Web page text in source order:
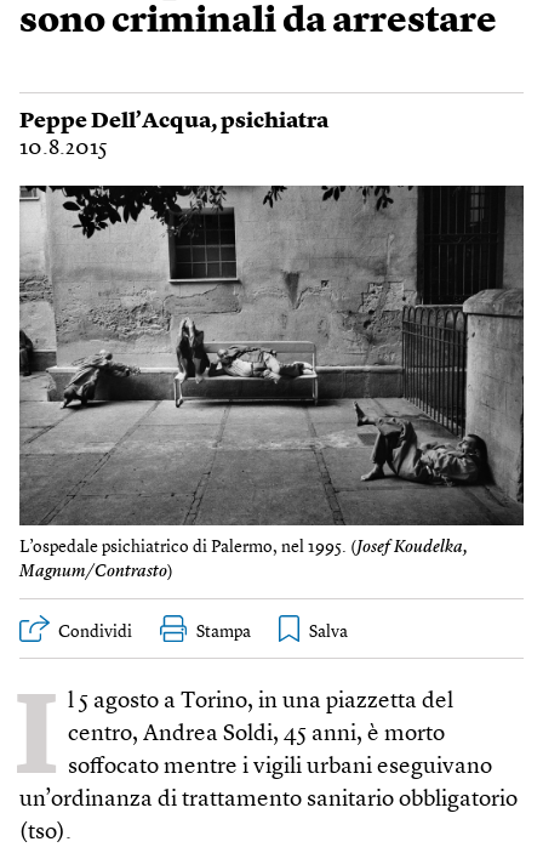
sono criminali da arrestare
Peppe Dell’Acqua, psichiatra
10.8.2015
L’ospedale psichiatrico di Palermo, nel 1995. (Josef Koudelka,
Magnum/Contrasto)
Condividi Stampa
I l 5 agosto a Torino, in una piazzetta del
centro, Andrea Soldi, 45 anni, è morto
soffocato mentre i vigili urbani eseguivano
un’ordinanza di trattamento sanitario obbligatorio
(tso).